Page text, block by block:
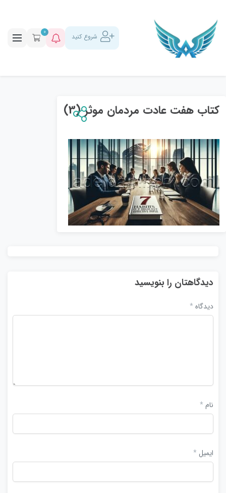
شروع کنید 0
کتاب هفت عادت مردمان موثر (3)
دیدگاهتان را بنویسید
دیدگاه *
نام *
ایمیل *